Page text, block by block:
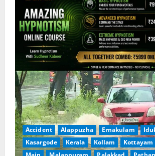
a
i
n
g
Accident Alappuzha Ernakulam
Kasargode
Kerala Kollam Kottayam